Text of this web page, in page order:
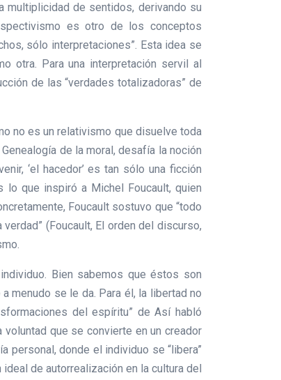
multiplicidad de sentidos, derivando su
es otro de los conceptos
sólo interpretaciones”. Esta idea se
otra. Para una interpretación servil al
de las “verdades totalizadoras” de
no es un relativismo que disuelve toda
de la moral, desafía la noción
‘el hacedor’ es tan sólo una ficción
lo que inspiró a Michel Foucault, quien
Foucault sostuvo que “todo
(Foucault, El orden del discurso,
Bien sabemos que éstos son
menudo se le da. Para él, la libertad no
del espíritu” de Así habló
que se convierte en un creador
personal, donde el individuo se “libera”
de autorrealización en la cultura del